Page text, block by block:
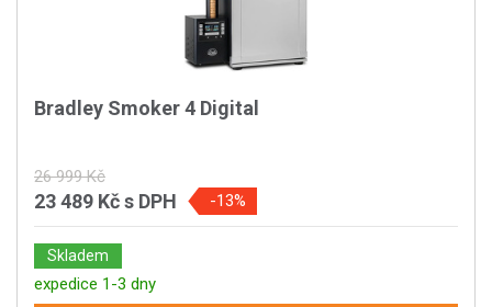
Bradley Smoker 4 Digital
26 999 Kč
23 489 Kčs DPH -13%
Skladem
expedice 1-3 dny